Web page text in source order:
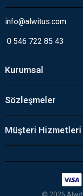
info@alwitus.com
0 546 722 85 43
Kurumsal
Sözleşmeler
Müşteri Hizmetleri